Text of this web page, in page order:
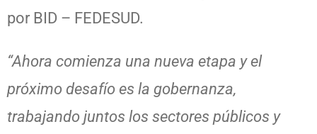
por BID – FEDESUD.
“Ahora comienza una nueva etapa y el
próximo desafío es la gobernanza,
trabajando juntos los sectores públicos y